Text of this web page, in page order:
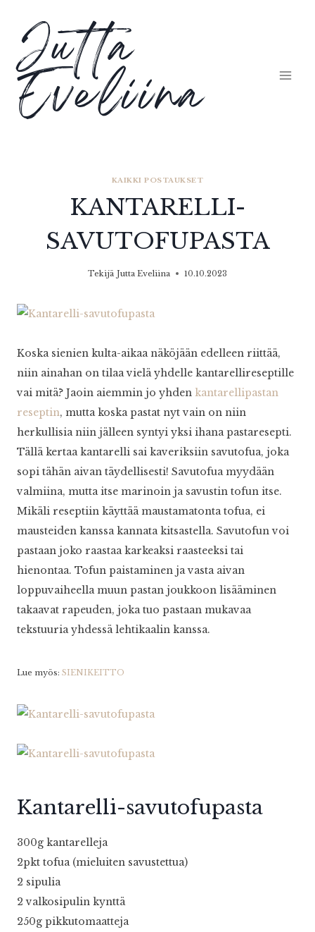
sisältöön
Jutta
Eveliina
KAIKKI POSTAUKSET
KANTARELLI-
SAVUTOFUPASTA
Tekijä Jutta Eveliina 10.10.2023
Koska sienien kulta-aikaa näköjään edelleen riittää,
niin ainahan on tilaa vielä yhdelle kantarellireseptille
vai mitä? Jaoin aiemmin jo yhden kantarellipastan
reseptin, mutta koska pastat nyt vain on niin
herkullisia niin jälleen syntyi yksi ihana pastaresepti.
Tällä kertaa kantarelli sai kaveriksiin savutofua, joka
sopi tähän aivan täydellisesti! Savutofua myydään
valmiina, mutta itse marinoin ja savustin tofun itse.
Mikäli reseptiin käyttää maustamatonta tofua, ei
mausteiden kanssa kannata kitsastella. Savutofun voi
pastaan joko raastaa karkeaksi raasteeksi tai
hienontaa. Tofun paistaminen ja vasta aivan
loppuvaiheella muun pastan joukkoon lisääminen
takaavat rapeuden, joka tuo pastaan mukavaa
tekstuuria yhdessä lehtikaalin kanssa.
Lue myös: SIENIKEITTO
Kantarelli-savutofupasta
300g kantarelleja
2pkt tofua (mieluiten savustettua)
2 sipulia
2 valkosipulin kynttä
250g pikkutomaatteja